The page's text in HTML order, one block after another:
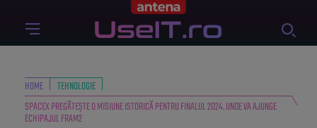
HOME
TEHNOLOGIE
SPACEX PREGĂTEȘTE O MISIUNE ISTORICĂ PENTRU FINALUL 2024. UNDE VA AJUNGE
ECHIPAJUL FRAM2